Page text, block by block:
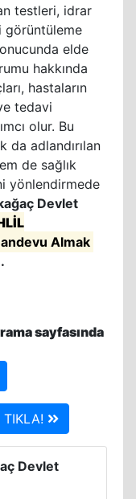
testleri, idrar
görüntüleme
elde
hakkında
hastaların
tedavi
olur. Bu
da adlandırılan
de sağlık
yönlendirmede
Devlet
Almak
sayfasında
Devlet